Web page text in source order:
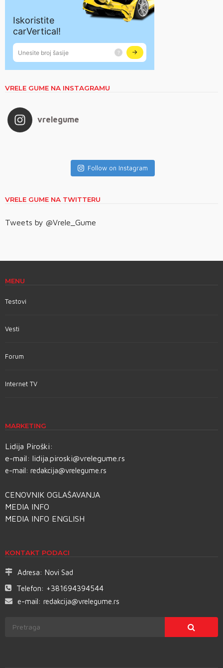
VRELE GUME NA INSTAGRAMU
vrelegume
Follow on Instagram
VRELE GUME NA TWITTERU
Tweets by @Vrele_Gume
MENU
Testovi
Vesti
Forum
Internet TV
MARKETING
Lidija Piroški:
e-mail: lidija.piroski@vrelegume.rs
e-mail: redakcija@vrelegume.rs
CENOVNIK OGLAŠAVANJA
MEDIA INFO
MEDIA INFO ENGLISH
KONTAKT PODACI
Adresa: Novi Sad
Telefon: +381694394544
e-mail: redakcija@vrelegume.rs